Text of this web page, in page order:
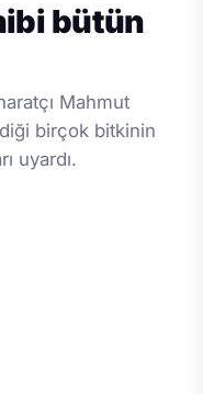
bütün
Mahmut
birçok bitkinin
uyardı.